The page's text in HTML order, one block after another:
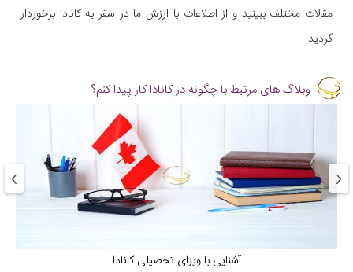
مقالات مختلف ببینید و از اطلاعات با ارزش ما در سفر به کانادا برخوردار
گردید.
وبلاگ های مرتبط با چگونه در کانادا کار پیدا کنم؟
آشنایی با ویزای تحصیلی کانادا
‹
›